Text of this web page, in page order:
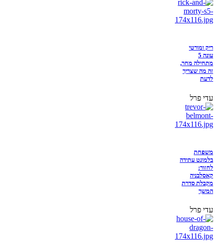
ריק ומורטי
עונה 5
מתחילה מחר,
זה מה שצריך
לדעת
עדי פרל
משפחת
בלמונט עתידה
לחזור:
קאסלבניה
מקבלת סדרת
המשך
עדי פרל